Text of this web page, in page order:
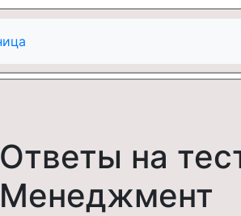
Ответы на
Менеджмент